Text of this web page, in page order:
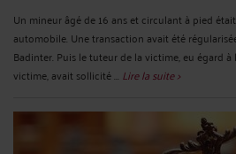
Un mineur âgé de 16 ans et circulant à pied
automobile. Une transaction avait été
Badinter. Puis le tuteur de la victime, eu égard à
victime, avait sollicité ... Lire la suite >